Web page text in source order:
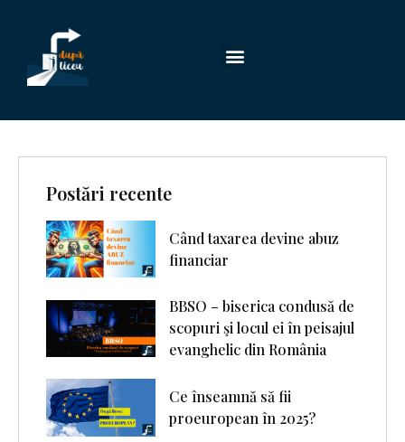
Postări recente
Când taxarea devine abuz
financiar
BBSO – biserica condusă de
scopuri şi locul ei în peisajul
evanghelic din România
Ce înseamnă să fii
proeuropean în 2025?